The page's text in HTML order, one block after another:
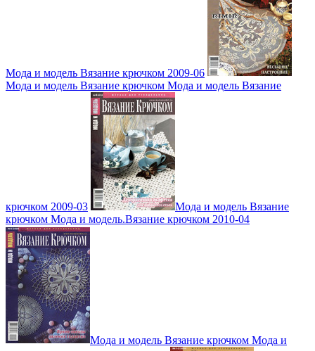
Мода и модель Вязание крючком 2009-06
Мода и модель Вязание крючком Мода и модель Вязание
крючком 2009-03
Мода и модель Вязание
крючком Мода и модель.Вязание крючком 2010-04
Мода и модель Вязание крючком Мода и